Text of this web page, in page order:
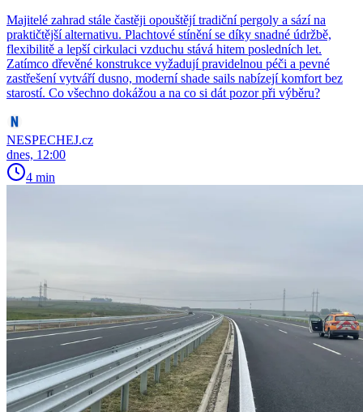
Majitelé zahrad stále častěji opouštějí tradiční pergoly a sází na
praktičtější alternativu. Plachtové stínění se díky snadné údržbě,
flexibilitě a lepší cirkulaci vzduchu stává hitem posledních let.
Zatímco dřevěné konstrukce vyžadují pravidelnou péči a pevné
zastřešení vytváří dusno, moderní shade sails nabízejí komfort bez
starostí. Co všechno dokážou a na co si dát pozor při výběru?
NESPECHEJ.cz
dnes, 12:00
4 min